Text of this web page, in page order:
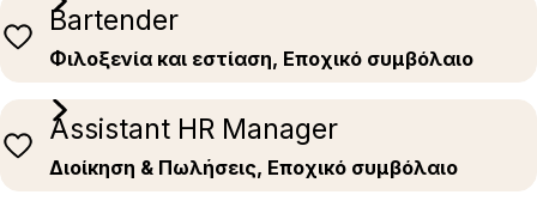
Bartender
Φιλοξενία και εστίαση, Εποχικό συμβόλαιο
Assistant HR Manager
Διοίκηση & Πωλήσεις, Εποχικό συμβόλαιο